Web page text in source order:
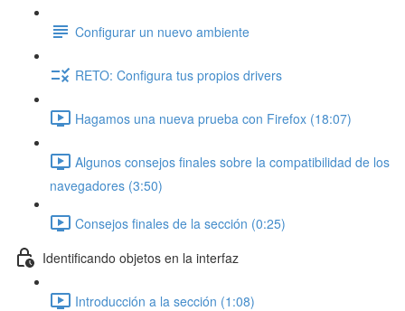
Configurar un nuevo ambiente
RETO: Configura tus propios drivers
Hagamos una nueva prueba con Firefox (18:07)
Algunos consejos finales sobre la compatibilidad de los
navegadores (3:50)
Consejos finales de la sección (0:25)
Identificando objetos en la interfaz
Introducción a la sección (1:08)